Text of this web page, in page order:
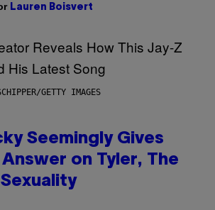
Lauren Boisvert
GETTY IMAGES
Seemingly Gives
on Tyler, The